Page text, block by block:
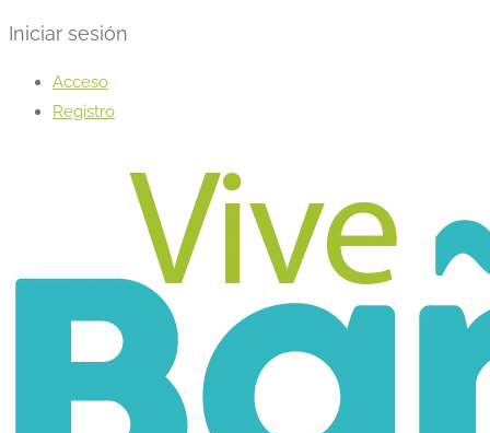
Iniciar sesión
Acceso
Registro